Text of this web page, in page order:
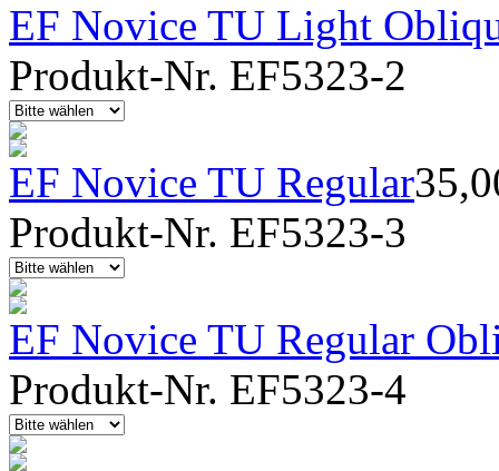
EF Novice TU Light
Produkt-Nr. EF5323-2
EF Novice TU Regular
Produkt-Nr. EF5323-3
EF Novice TU Regular
Produkt-Nr. EF5323-4